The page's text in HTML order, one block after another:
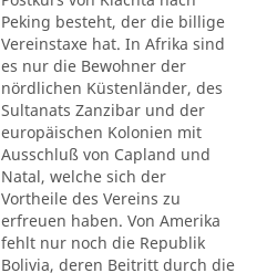
Peking besteht, der die billige
Vereinstaxe hat. In Afrika sind
es nur die Bewohner der
nördlichen Küstenländer, des
Sultanats Zanzibar und der
europäischen Kolonien mit
Ausschluß von Capland und
Natal, welche sich der
Vortheile des Vereins zu
erfreuen haben. Von Amerika
fehlt nur noch die Republik
Bolivia, deren Beitritt durch die